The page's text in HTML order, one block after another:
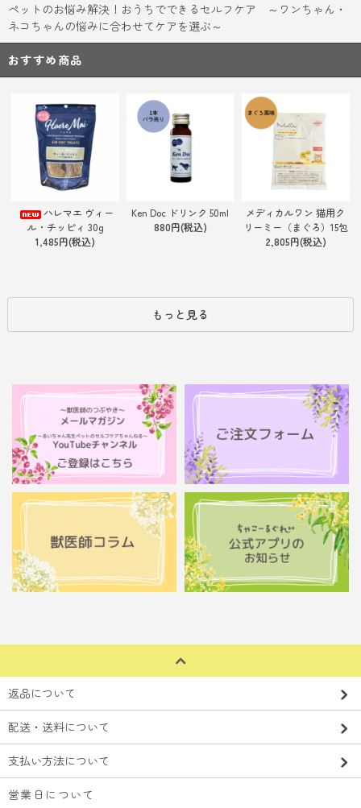
ペットのお悩み解決！おうちでできるセルフケア ～ワンちゃん・
ネコちゃんの悩みに合わせてケアを選ぶ～
おすすめ商品
ハレマエ ヴィー
ル・チッピィ 30g
1,485円(税込)
Ken Doc ドリンク 50ml
880円(税込)
メディカルワン 猫用ク
リーミー（まぐろ）15包
2,805円(税込)
もっと見る
返品について
配送・送料について
支払い方法について
営業日について